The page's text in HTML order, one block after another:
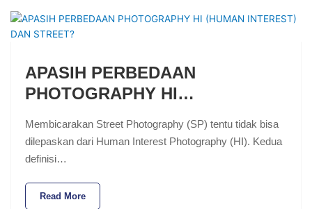
APASIH PERBEDAAN
PHOTOGRAPHY HI…
Membicarakan Street Photography (SP) tentu tidak bisa
dilepaskan dari Human Interest Photography (HI). Kedua
definisi…
Read More